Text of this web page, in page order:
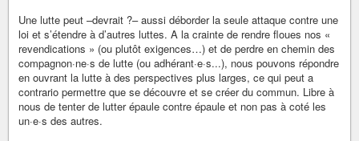
Une lutte peut –devrait ?– aussi déborder la seule attaque contre une
loi et s’étendre à d’autres luttes. A la crainte de rendre floues nos «
revendications » (ou plutôt exigences…) et de perdre en chemin des
compagnon·ne·s de lutte (ou adhérant·e·s...), nous pouvons répondre
en ouvrant la lutte à des perspectives plus larges, ce qui peut a
contrario permettre que se découvre et se créer du commun. Libre à
nous de tenter de lutter épaule contre épaule et non pas à coté les
un·e·s des autres.